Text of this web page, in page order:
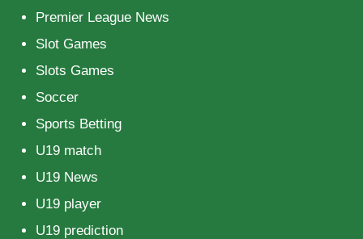
Premier League News
Slot Games
Slots Games
Soccer
Sports Betting
U19 match
U19 News
U19 player
U19 prediction